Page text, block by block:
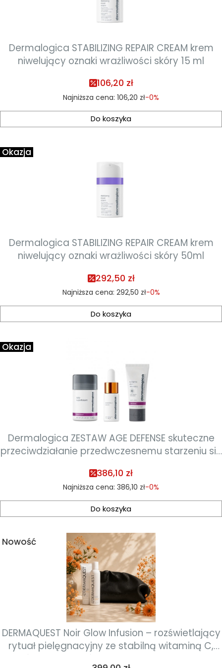
Dermalogica STABILIZING REPAIR CREAM krem
niwelujący oznaki wrażliwości skóry 15 ml
106,20 zł
Najniższa cena: 106,20 zł-0%
Do koszyka
Okazja
Dermalogica STABILIZING REPAIR CREAM krem
niwelujący oznaki wrażliwości skóry 50ml
292,50 zł
Najniższa cena: 292,50 zł-0%
Do koszyka
Okazja
Dermalogica ZESTAW AGE DEFENSE skuteczne
przeciwdziałanie przedwczesnemu starzeniu się
skóry
386,10 zł
Najniższa cena: 386,10 zł-0%
Do koszyka
Nowość
DERMAQUEST Noir Glow Infusion – rozświetlający
rytuał pielęgnacyjny ze stabilną witaminą C,
który dodaje skórze energii, przywraca jej